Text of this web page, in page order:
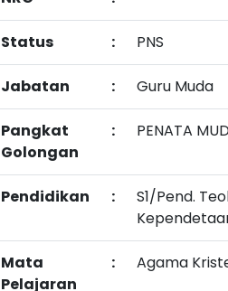
Status : PNS
Jabatan : Guru Muda
Pangkat
Golongan
: PENATA
Pendidikan :
S1/Pend.
Mata
Pelajaran
: Agama